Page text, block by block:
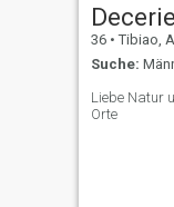
Decerie
36 • Tibiao,
Suche:
Liebe Natur
Orte